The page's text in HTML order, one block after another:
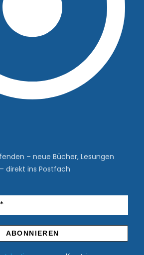
– neue Bücher, Lesungen
direkt ins Postfach